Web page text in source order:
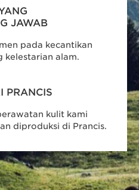
JAWAB
pada kecantikan
kelestarian alam.
PRANCIS
kulit kami
diproduksi di Prancis.